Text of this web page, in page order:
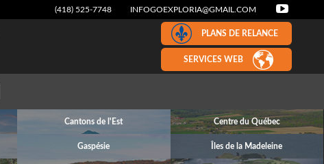
(418) 525-7748 INFOGOEXPLORIA@GMAIL.COM
PLANS DE RELANCE
SERVICES WEB
Cantons de l'Est Centre du Québec
Gaspésie Îles de la Madeleine